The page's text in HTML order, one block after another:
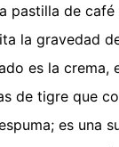
pastilla de
la gravedad
es la crema,
de tigre que
es una